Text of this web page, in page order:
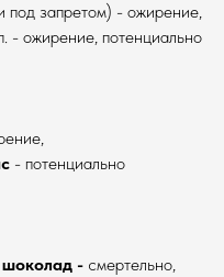
под запретом) - ожирение,
- ожирение, потенциально
- потенциально
- смертельно,